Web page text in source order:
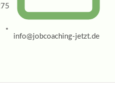
info@jobcoaching-jetzt.de